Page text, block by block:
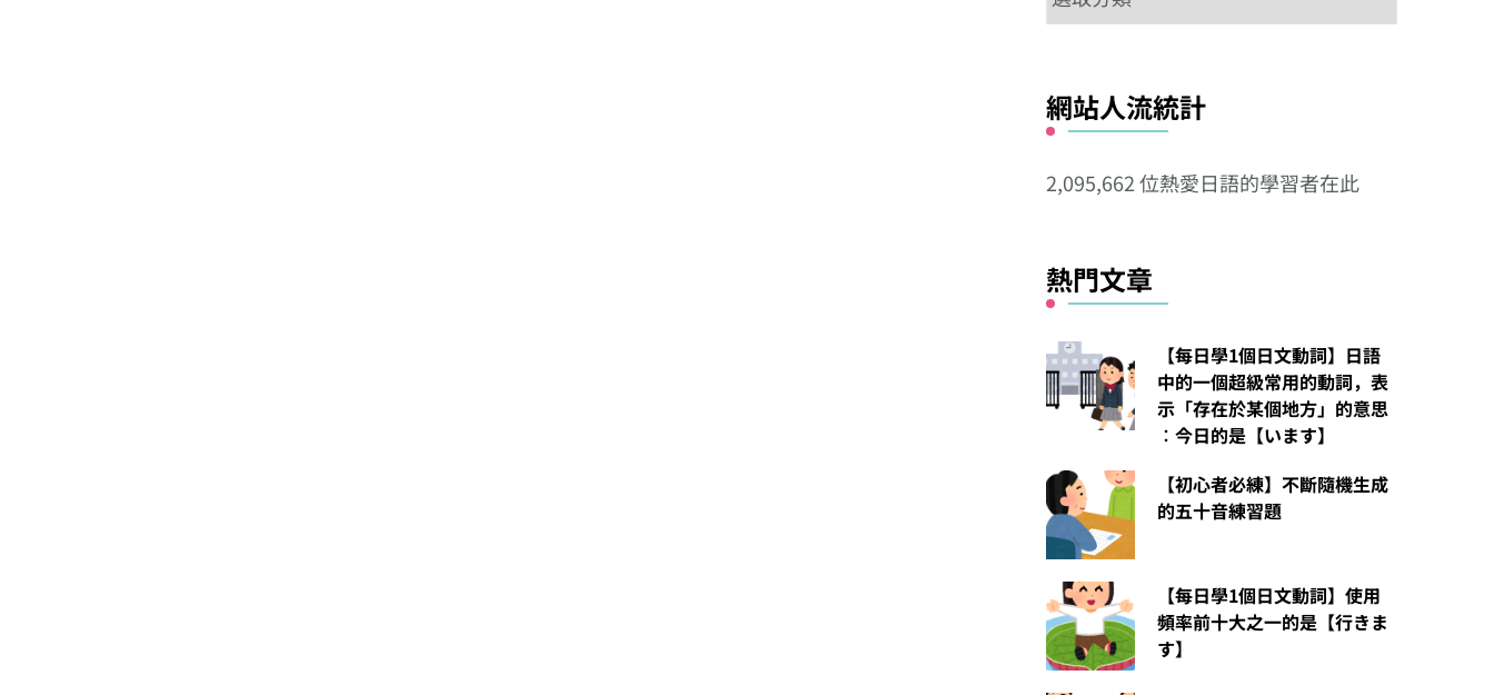
這
其
分
網站人流統計
2,095,662 位熱愛日語的學習者在此
熱門文章
【每日學1個日文動詞】日語
中的一個超級常用的動詞，表
示「存在於某個地方」的意思
︰今日的是【います】
【初心者必練】不斷隨機生成
的五十音練習題
【每日學1個日文動詞】使用
頻率前十大之一的是【行きま
す】